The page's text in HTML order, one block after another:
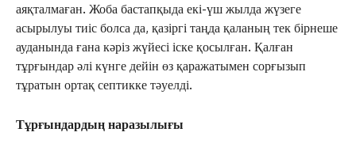
аяқталмаған. Жоба бастапқыда екі-үш жылда жүзеге
асырылуы тиіс болса да, қазіргі таңда қаланың тек бірнеше
ауданында ғана кәріз жүйесі іске қосылған. Қалған
тұрғындар әлі күнге дейін өз қаражатымен сорғызып
тұратын ортақ септикке тәуелді.
Тұрғындардың наразылығы